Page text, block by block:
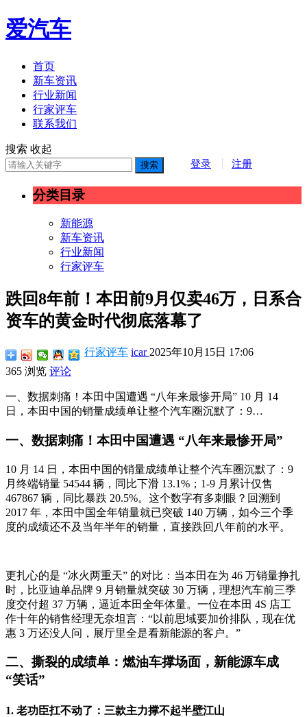
爱汽车
首页
新车资讯
行业新闻
行家评车
联系我们
登录 注册
搜索 收起
搜索
分类目录
新能源
新车资讯
行业新闻
行家评车
跌回8年前！本田前9月仅卖46万，日系合
资车的黄金时代彻底落幕了
行家评车 icar 2025年10月15日 17:06
365 浏览 评论
一、数据刺痛！本田中国遭遇 “八年来最惨开局” 10 月 14
日，本田中国的销量成绩单让整个汽车圈沉默了：9…
一、数据刺痛！本田中国遭遇 “八年来最惨开局”
10 月 14 日，本田中国的销量成绩单让整个汽车圈沉默了：9
月终端销量 54544 辆，同比下滑 13.1%；1-9 月累计仅售
467867 辆，同比暴跌 20.5%。这个数字有多刺眼？回溯到
2017 年，本田中国全年销量就已突破 140 万辆，如今三个季
度的成绩还不及当年半年的销量，直接跌回八年前的水平。
更扎心的是 “冰火两重天” 的对比：当本田在为 46 万销量挣扎
时，比亚迪单品牌 9 月销量就突破 30 万辆，理想汽车前三季
度交付超 37 万辆，逼近本田全年体量。一位在本田 4S 店工
作十年的销售经理无奈坦言：“以前思域要加价排队，现在优
惠 3 万还没人问，展厅里全是看新能源的客户。”
二、撕裂的成绩单：燃油车撑场面，新能源车成
“笑话”
1. 老功臣扛不动了：三款主力撑不起半壁江山